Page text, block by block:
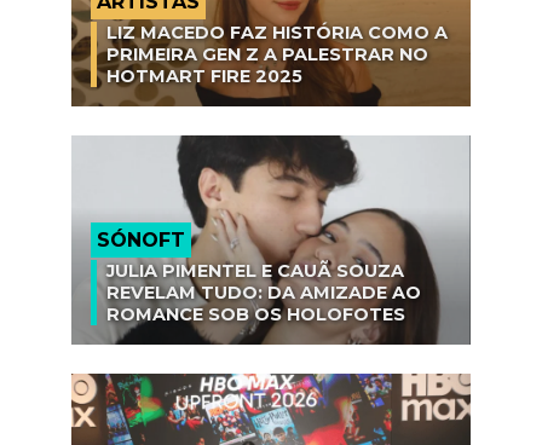
LIZ MACEDO FAZ HISTÓRIA COMO A
PRIMEIRA GEN Z A PALESTRAR NO
HOTMART FIRE 2025
SÓNOFT
JULIA PIMENTEL E CAUÃ SOUZA
REVELAM TUDO: DA AMIZADE AO
ROMANCE SOB OS HOLOFOTES